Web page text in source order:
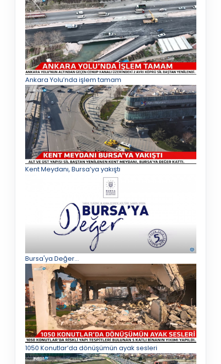
Ankara Yolu’nda işlem tamam
Kent Meydanı, Bursa’ya yakıştı
Bursa'ya Değer...
1050 Konutlar’da dönüşümün ayak sesleri